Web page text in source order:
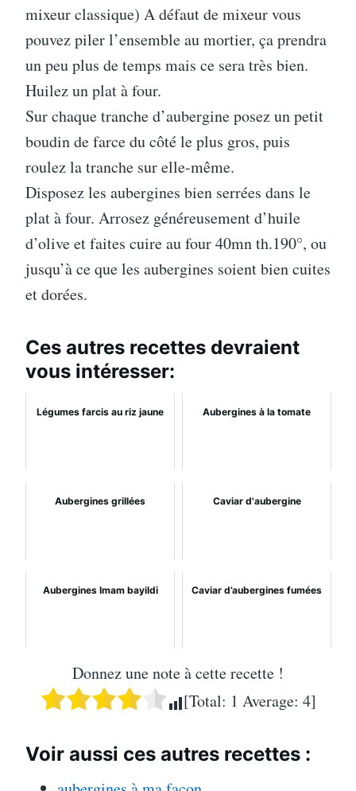
mixeur classique) A défaut de mixeur vous
pouvez piler l’ensemble au mortier, ça prendra
un peu plus de temps mais ce sera très bien.
Huilez un plat à four.
Sur chaque tranche d’aubergine posez un petit
boudin de farce du côté le plus gros, puis
roulez la tranche sur elle-même.
Disposez les aubergines bien serrées dans le
plat à four. Arrosez généreusement d’huile
d’olive et faites cuire au four 40mn th.190°, ou
jusqu’à ce que les aubergines soient bien cuites
et dorées.
Ces autres recettes devraient
vous intéresser:
Légumes farcis au riz jaune Aubergines à la tomate
Aubergines grillées Caviar d'aubergine
Aubergines Imam bayildi Caviar d’aubergines fumées
Donnez une note à cette recette !
[Total: 1 Average: 4]
Voir aussi ces autres recettes :